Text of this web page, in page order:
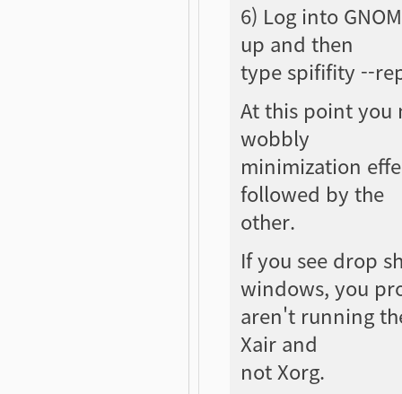
6) Log into
up and then
type spififity --
At this point you
wobbly
minimization
followed by the
other.
If you see drop
windows, you
aren't running
Xair and
not Xorg.